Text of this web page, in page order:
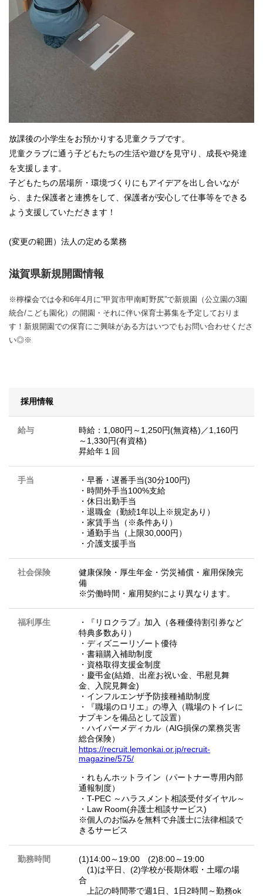
放課後の小学生をお預かりする児童クラブです。
児童クラブに通う子どもたちの生活や遊びを見守り、成長や発達
を支援します。
子どもたちの居場所・環境づくりにもアイデアを出し合いなが
ら、また保護者と連携をして、保護者が安心して仕事等をできる
よう支援していただきます！
(変更の範囲）法人の定める業務
滋賀県新規開園情報
※檸檬会では令和6年4月に”甲賀市甲南町野尻”で新規園（公立園の3園
統合/こども園化）の開園・それに伴い保育士募集を予定しておりま
す！新規開園での保育にご興味がある方はいつでもお問い合わせくださ
い◎※
採用情報
給与
時給：1,080円～1,250円(無資格)／1,160円
～1,330円(有資格)
昇給年１回
手当
・早番・遅番手当(30分100円)
・時間外手当100%支給
・休日出勤手当
・退職金（勤続1年以上※規定あり）
・家賃手当（※条件あり）
・通勤手当（上限30,000円）
・介護支援手当
社会保険
健康保険・厚生年金・労災補償・雇用保険完
備
※労働時間・雇用契約により異なります。
福利厚生
・『リロクラブ』加入（各種優待割引券など
特典多数あり）
・ディズニーリゾート優待
・書籍購入補助制度
・資格取得支援金制度
・慶弔金(結婚、出産お祝い金、弔慰見舞
金、入院見舞金)
・インフルエンザ予防接種補助制度
・『職場のロリエ』の導入（職場のトイレに
ナプキンを備品として設置）
・ハイパーメディカル（AIG損保の業務災害
総合保険）
https://recruit.lemonkai.or.jp/recruit-
magazine/575/
・れもんホットライン（パートナー専用内部
通報制度）
・T-PEC ～ハラスメント相談受付ダイヤル～
・Law Room(弁護士相談サービス)
※個人のお悩みを無料で弁護士に法律相談で
きるサービス
勤務時間
(1)14:00～19:00 (2)8:00～19:00
(1)は平日、(2)学校が長期休暇・土曜の場
合
上記の時間帯で週1日、1日2時間～勤務ok